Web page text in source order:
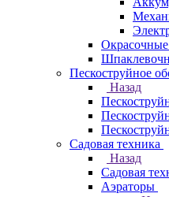
Окрасочные
Пескоструйное
Назад
Садовая техника
Назад
Садовая
Аэраторы